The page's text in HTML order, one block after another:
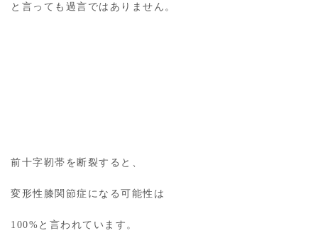
と言っても過言ではありません。
前十字靭帯を断裂すると、
変形性膝関節症になる可能性は
100%と言われています。